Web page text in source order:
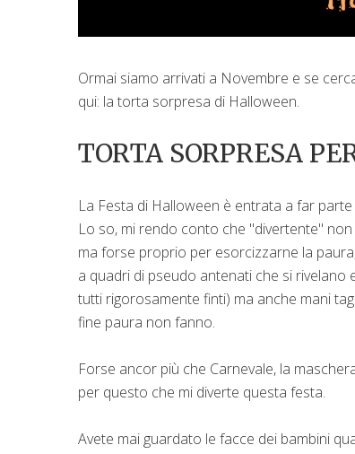
Ormai siamo arrivati a Novembre e se
qui: la torta sorpresa di Halloween.
TORTA SORPRESA
La Festa di Halloween è entrata a far
Lo so, mi rendo conto che "divertente"
ma forse proprio per esorcizzarne la
a quadri di pseudo antenati che si rivelano
tutti rigorosamente finti) ma anche mani
fine paura non fanno.
Forse ancor più che Carnevale, la
per questo che mi diverte questa festa.
Avete mai guardato le facce dei bambini